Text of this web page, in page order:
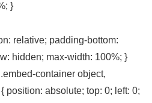
}
relative; padding-bottom:
hidden; max-width: 100%; }
container object,
position: absolute; top: 0; left: 0;